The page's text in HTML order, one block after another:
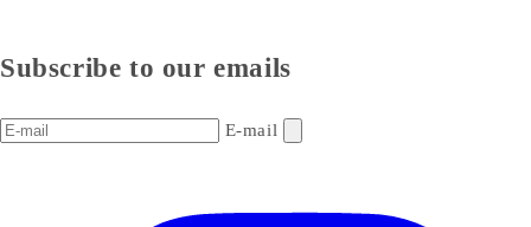
Subscribe to our emails
E-mail